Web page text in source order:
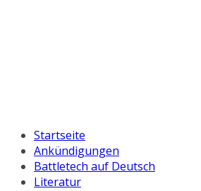
Startseite
Ankündigungen
Battletech auf Deutsch
Literatur